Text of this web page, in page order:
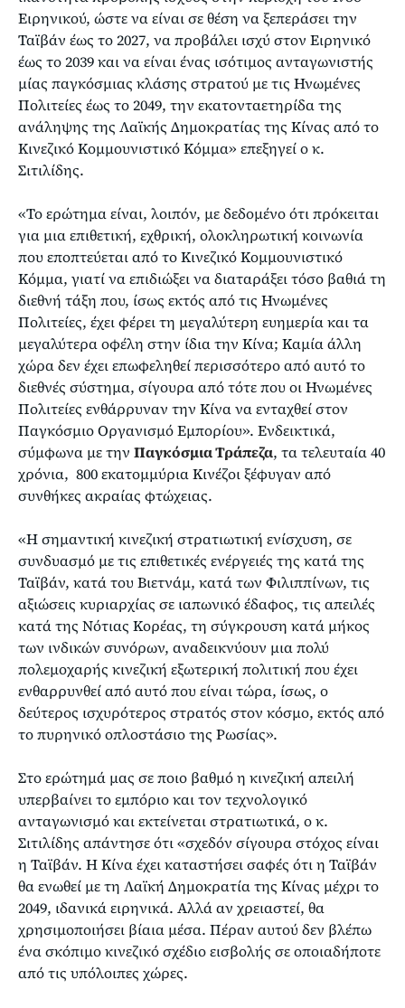
Ειρηνικού, ώστε να είναι σε θέση να ξεπεράσει την
Ταϊβάν έως το 2027, να προβάλει ισχύ στον Ειρηνικό
έως το 2039 και να είναι ένας ισότιμος ανταγωνιστής
μίας παγκόσμιας κλάσης στρατού με τις Ηνωμένες
Πολιτείες έως το 2049, την εκατονταετηρίδα της
ανάληψης της Λαϊκής Δημοκρατίας της Κίνας από το
Κινεζικό Κομμουνιστικό Κόμμα» επεξηγεί ο κ.
Σιτιλίδης.
«Το ερώτημα είναι, λοιπόν, με δεδομένο ότι πρόκειται
για μια επιθετική, εχθρική, ολοκληρωτική κοινωνία
που εποπτεύεται από το Κινεζικό Κομμουνιστικό
Κόμμα, γιατί να επιδιώξει να διαταράξει τόσο βαθιά τη
διεθνή τάξη που, ίσως εκτός από τις Ηνωμένες
Πολιτείες, έχει φέρει τη μεγαλύτερη ευημερία και τα
μεγαλύτερα οφέλη στην ίδια την Κίνα; Καμία άλλη
χώρα δεν έχει επωφεληθεί περισσότερο από αυτό το
διεθνές σύστημα, σίγουρα από τότε που οι Ηνωμένες
Πολιτείες ενθάρρυναν την Κίνα να ενταχθεί στον
Παγκόσμιο Οργανισμό Εμπορίου». Ενδεικτικά,
σύμφωνα με την Παγκόσμια Τράπεζα, τα τελευταία 40
χρόνια, 800 εκατομμύρια Κινέζοι ξέφυγαν από
συνθήκες ακραίας φτώχειας.
«Η σημαντική κινεζική στρατιωτική ενίσχυση, σε
συνδυασμό με τις επιθετικές ενέργειές της κατά της
Ταϊβάν, κατά του Βιετνάμ, κατά των Φιλιππίνων, τις
αξιώσεις κυριαρχίας σε ιαπωνικό έδαφος, τις απειλές
κατά της Νότιας Κορέας, τη σύγκρουση κατά μήκος
των ινδικών συνόρων, αναδεικνύουν μια πολύ
πολεμοχαρής κινεζική εξωτερική πολιτική που έχει
ενθαρρυνθεί από αυτό που είναι τώρα, ίσως, ο
δεύτερος ισχυρότερος στρατός στον κόσμο, εκτός από
το πυρηνικό οπλοστάσιο της Ρωσίας».
Στο ερώτημά μας σε ποιο βαθμό η κινεζική απειλή
υπερβαίνει το εμπόριο και τον τεχνολογικό
ανταγωνισμό και εκτείνεται στρατιωτικά, ο κ.
Σιτιλίδης απάντησε ότι «σχεδόν σίγουρα στόχος είναι
η Ταϊβάν. Η Κίνα έχει καταστήσει σαφές ότι η Ταϊβάν
θα ενωθεί με τη Λαϊκή Δημοκρατία της Κίνας μέχρι το
2049, ιδανικά ειρηνικά. Αλλά αν χρειαστεί, θα
χρησιμοποιήσει βίαια μέσα. Πέραν αυτού δεν βλέπω
ένα σκόπιμο κινεζικό σχέδιο εισβολής σε οποιαδήποτε
από τις υπόλοιπες χώρες.